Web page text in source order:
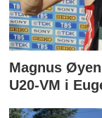
Magnus
U20-VM i